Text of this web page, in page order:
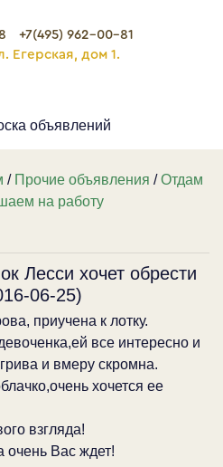
+7(495) 962-00-81
Егерская, дом 1.
объявлений
/ Прочие объявления /Отдам
на работу
Лесси хочет обрести
06-25)
приучена к лотку.
все интересно и
и вмеру скромна.
хочется ее
взгляда!
очень Вас ждет!